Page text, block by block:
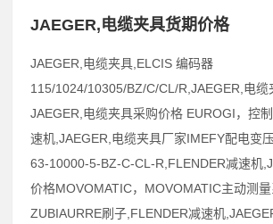
JAEGER,电缆夹具货期价格
JAEGER,电缆夹具,ELCIS 编码器
115/1024/10305/BZ/C/CL/R,JAEGER,电缆
JAEGER,电缆夹具采购价格 EUROGI，控
速机,JAEGER,电缆夹具厂家IMEFY配电变
63-10000-5-BZ-C-CL-R,FLENDER减速机
价格MOVOMATIC，MOVOMATIC主动测
ZUBIAURRE刷子,FLENDER减速机